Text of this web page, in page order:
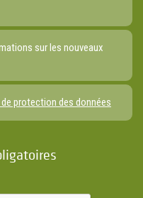
sur les nouveaux
protection des données